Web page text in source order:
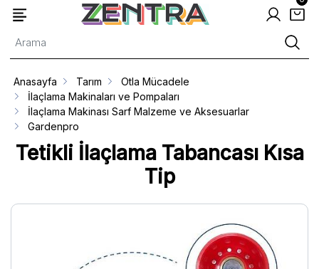
Tetikli İlaçlama Tabancası Kısa
Tip
Anasayfa Tarım
Otla Mücadele
İlaçlama Makinaları ve Pompaları
İlaçlama Makinası Sarf Malzeme ve Aksesuarlar
Gardenpro